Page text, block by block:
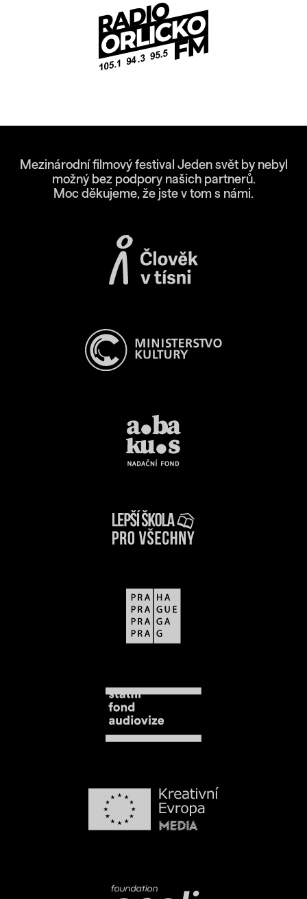
Mezinárodní filmový festival Jeden svět by nebyl
možný bez podpory našich partnerů.
Moc děkujeme, že jste v tom s námi.